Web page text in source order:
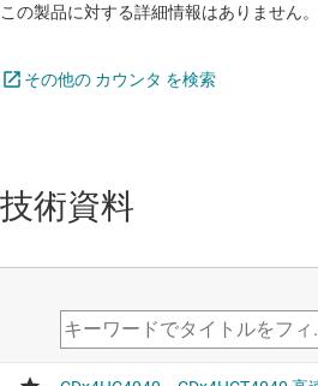
この製品に対する詳細情報はありません。
その他の カウンタ を検索
技術資料